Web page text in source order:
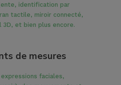
identification par
tactile, miroir connecté,
3D, et bien plus encore.
de mesures
faciales,